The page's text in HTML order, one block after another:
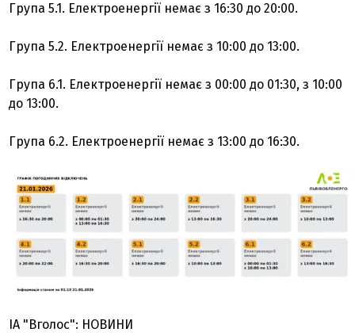
Група 5.1. Електроенергії немає з 16:30 до 20:00.
Група 5.2. Електроенергії немає з 10:00 до 13:00.
Група 6.1. Електроенергії немає з 00:00 до 01:30, з 10:00
до 13:00.
Група 6.2. Електроенергії немає з 13:00 до 16:30.
ІА "Вголос": НОВИНИ